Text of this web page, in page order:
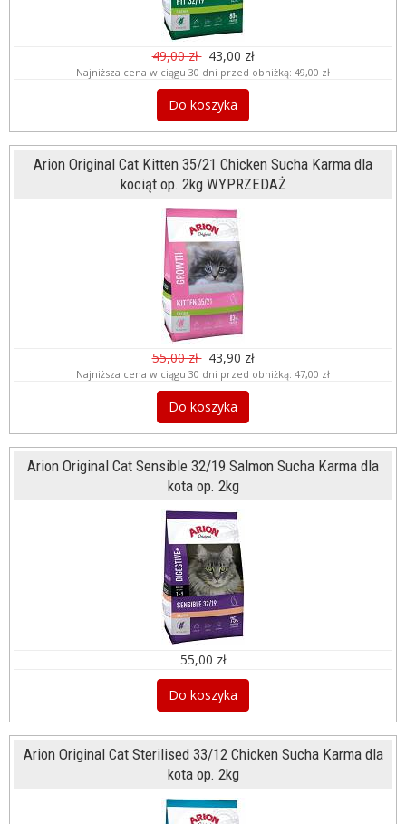
49,00 zł 43,00 zł
Najniższa cena w ciągu 30 dni przed obniżką: 49,00 zł
Do koszyka
Arion Original Cat Kitten 35/21 Chicken Sucha Karma dla
kociąt op. 2kg WYPRZEDAŻ
55,00 zł 43,90 zł
Najniższa cena w ciągu 30 dni przed obniżką: 47,00 zł
Do koszyka
Arion Original Cat Sensible 32/19 Salmon Sucha Karma dla
kota op. 2kg
55,00 zł
Do koszyka
Arion Original Cat Sterilised 33/12 Chicken Sucha Karma dla
kota op. 2kg